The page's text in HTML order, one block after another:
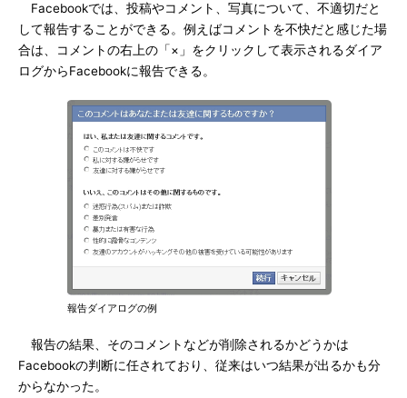
Facebookでは、投稿やコメント、写真について、不適切だと
して報告することができる。例えばコメントを不快だと感じた場
合は、コメントの右上の「×」をクリックして表示されるダイア
ログからFacebookに報告できる。
報告ダイアログの例
報告の結果、そのコメントなどが削除されるかどうかは
Facebookの判断に任されており、従来はいつ結果が出るかも分
からなかった。